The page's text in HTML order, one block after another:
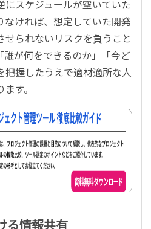
にスケジュールが空いていた
なければ、想定していた開発
られないリスクを負うこと
誰が何をできるのか」「今ど
把握したうえで適材適所な人
す。
る情報共有